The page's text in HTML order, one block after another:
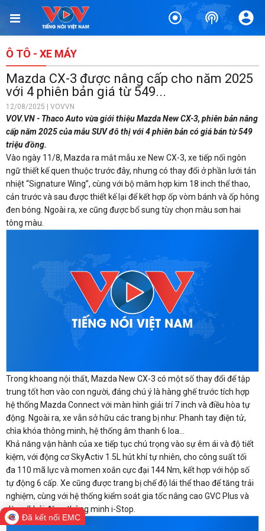
Ô TÔ - XE MÁY
Mazda CX-3 được nâng cấp cho năm 2025
với 4 phiên bản giá từ 549...
12/08/2025 | VOVVN
VOV.VN - Thaco Auto vừa giới thiệu Mazda New CX-3, phiên bản nâng
cấp năm 2025 của mẫu SUV đô thị với 4 phiên bản có giá bán từ 549
triệu đồng.
Vào ngày 11/8, Mazda ra mắt mẫu xe New CX-3, xe tiếp nối ngôn
ngữ thiết kế quen thuộc trước đây, nhưng có thay đổi ở phần lưới tản
nhiệt “Signature Wing”, cùng với bộ mâm hợp kim 18 inch thể thao,
cản trước và sau được thiết kế lại để kết hợp ốp vòm bánh và ốp hông
đen bóng. Ngoài ra, xe cũng được bổ sung tùy chọn màu sơn hai
tông màu.
Trong khoang nội thất, Mazda New CX-3 có một số thay đổi để tập
trung tốt hơn vào con người, đáng chú ý là hàng ghế trước tích hợp
hệ thống Mazda Connect với màn hình giải trí 7 inch và điều hòa tự
động. Ngoài ra, xe vẫn sở hữu các trang bị như: Phanh tay điện tử,
chìa khóa thông minh, hệ thống âm thanh 6 loa...
Khả năng vận hành của xe tiếp tục chú trọng vào sự êm ái và độ tiết
kiệm, với động cơ SkyActiv 1.5L hút khí tự nhiên, cho công suất tối
đa 110 mã lực và momen xoắn cực đại 144 Nm, kết hợp với hộp số
tự động 6 cấp. Xe cũng được trang bị chế độ lái thể thao để tăng trải
nghiệm, cùng với hệ thống kiểm soát gia tốc nâng cao GVC Plus và
dừng/khởi động thông minh i-Stop.
Đã kết nối EMC